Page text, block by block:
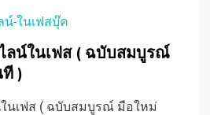
ลน์ในเฟส ( ฉบับสมบูรณ์
)
นเฟส ( ฉบับสมบูรณ์ มือใหม่